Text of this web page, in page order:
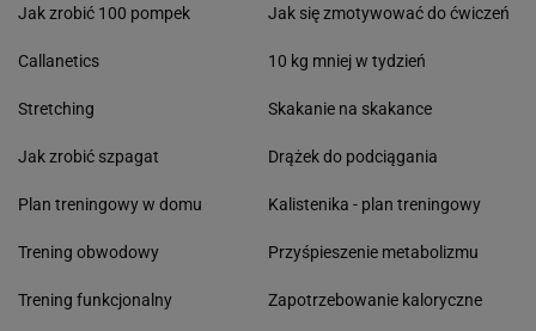
Jak zrobić 100 pompek
Callanetics
Stretching
Jak zrobić szpagat
Plan treningowy w domu
Trening obwodowy
Trening funkcjonalny
Jak się zmotywować do ćwiczeń
10 kg mniej w tydzień
Skakanie na skakance
Drążek do podciągania
Kalistenika - plan treningowy
Przyśpieszenie metabolizmu
Zapotrzebowanie kaloryczne